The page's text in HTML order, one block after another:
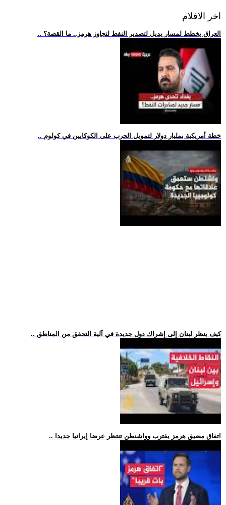
اخر الافلام
.. العراق يخطط لمسار بديل لتصدير النفط لتجاوز هرمز.. ما القصة؟
.. خطة أمريكية بمليار دولار لتمويل الحرب على الكوكايين في كولوم
.. كيف ينظر لبنان إلى إشراك دول جديدة في آلية التحقق من المناطق
.. اتفاق مضيق هرمز يقترب وواشنطن تنتظر عرضا إيرانيا جديدا